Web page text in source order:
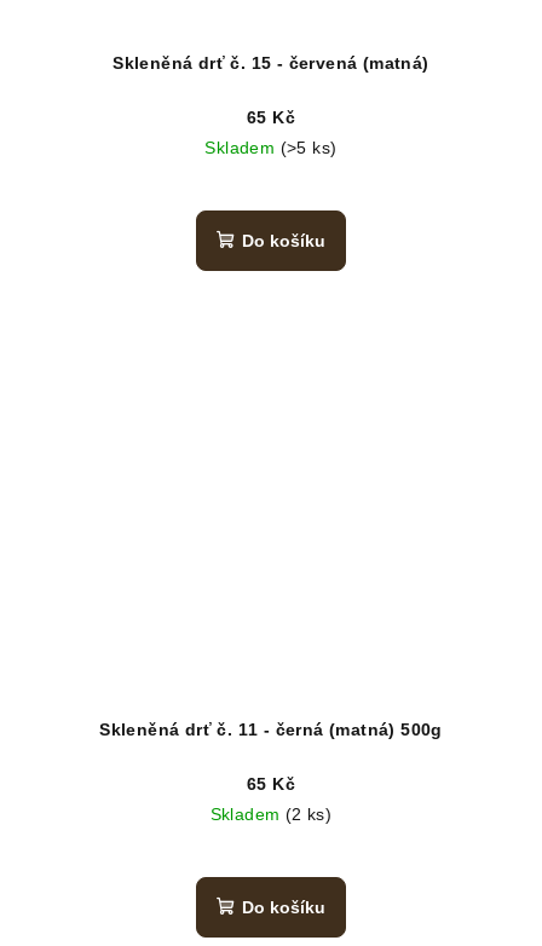
Skleněná drť č. 15 - červená (matná)
65 Kč
Skladem (>5 ks)
Do košíku
Skleněná drť č. 11 - černá (matná) 500g
65 Kč
Skladem (2 ks)
Do košíku